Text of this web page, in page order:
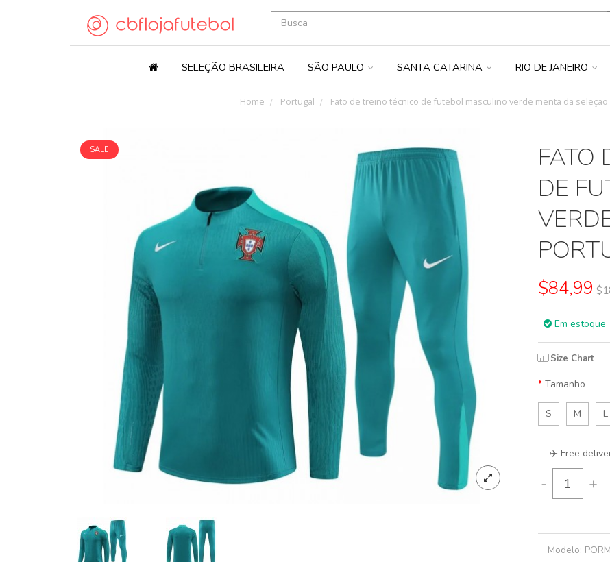
SELEÇÃO BRASILEIRA SÃO PAULO SANTA CATARINA RIO DE JANEIRO
Home Portugal Fato de treino técnico de futebol masculino verde menta da
SALE
FATO
DE
$84,99
Em estoque
Size Chart
Tamanho
S M L
✈️ Free
- +
Modelo: